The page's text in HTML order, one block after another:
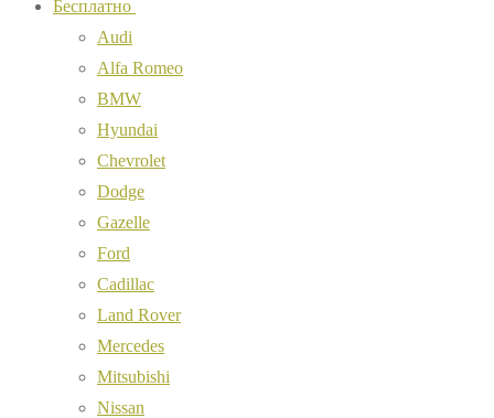
Бесплатно
Audi
Alfa Romeo
BMW
Hyundai
Chevrolet
Dodge
Gazelle
Ford
Cadillac
Land Rover
Mercedes
Mitsubishi
Nissan